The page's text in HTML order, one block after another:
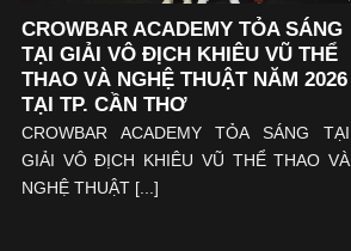
CROWBAR ACADEMY TỎA SÁNG
TẠI GIẢI VÔ ĐỊCH KHIÊU VŨ THỂ
THAO VÀ NGHỆ THUẬT NĂM 2026
TẠI TP. CẦN THƠ
CROWBAR ACADEMY TỎA SÁNG TẠI
GIẢI VÔ ĐỊCH KHIÊU VŨ THỂ THAO VÀ
NGHỆ THUẬT [...]